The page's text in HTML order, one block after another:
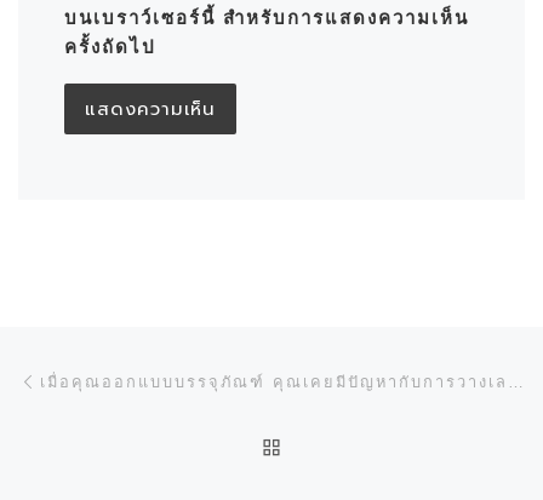
บนเบราว์เซอร์นี้ สำหรับการแสดงความเห็น
ครั้งถัดไป
การนำทางของเรื่อง